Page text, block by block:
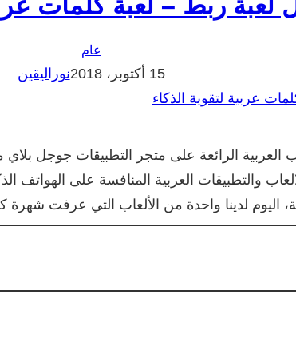
لعبة ربط – لعبة كلمات
عام
15 أكتوبر، 2018 نوراليقين
العربية الرائعة على متجر التطبيقات جوجل
والتطبيقات العربية المنافسة على
اليوم لدينا واحدة من الألعاب التي عرفت شهرة